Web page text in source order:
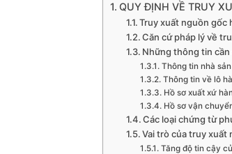
QUY ĐỊNH VỀ TRUY
Truy xuất nguồn gốc
Căn cứ pháp lý về
Những thông tin
Thông tin nhà
Thông tin về lô
Hồ sơ xuất xứ
Hồ sơ vận
Các loại chứng từ
Vai trò của truy xuất
Tăng độ tin cậy